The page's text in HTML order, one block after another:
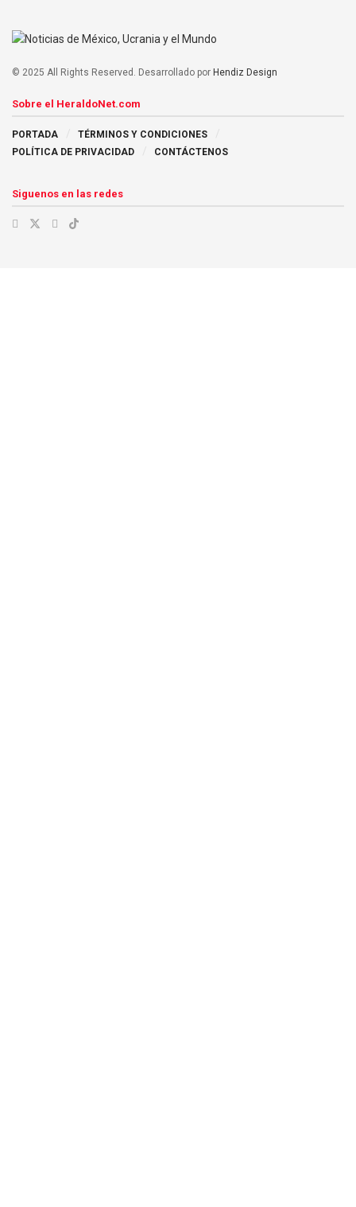
© 2025 All Rights Reserved. Desarrollado por Hendiz Design
Sobre el HeraldoNet.com
PORTADA
TÉRMINOS Y CONDICIONES
POLÍTICA DE PRIVACIDAD
CONTÁCTENOS
Siguenos en las redes